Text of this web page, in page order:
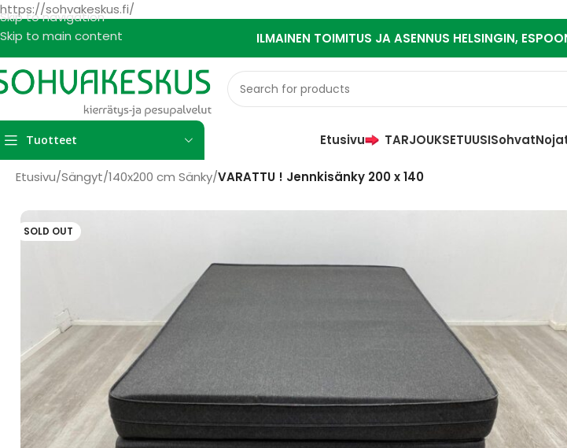
https://sohvakeskus.fi/
Skip to navigation
Skip to main content
ILMAINEN TOIMITUS JA ASENNUS HELSINGIN,
Tuotteet Etusivu TARJOUKSETUUSISohvat
Etusivu/Sängyt/140x200 cm Sänky/VARATTU ! Jennkisänky 200 x 140
SOLD OUT